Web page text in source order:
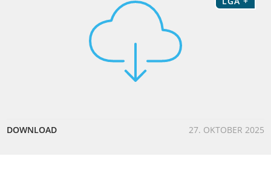
DOWNLOAD 27. OKTOBER 2025